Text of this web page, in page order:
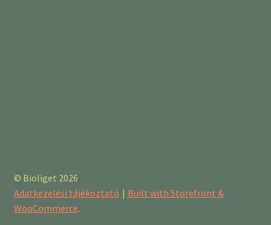
© Bioliget 2026
Adatkezelési tájékoztató
Built with Storefront &
WooCommerce.